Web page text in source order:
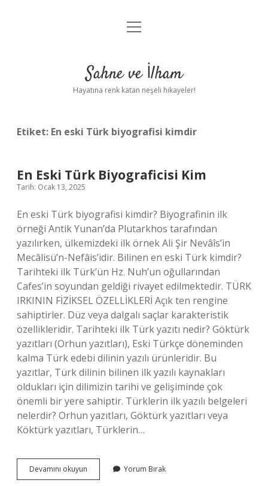
Anasayfa
Yasal Uyarı
menüyü
Sahne ve İlham
Hayatına renk katan neşeli hikayeler!
Etiket: En eski Türk biyografisi kimdir
En Eski Türk Biyograficisi Kim
Tarih: Ocak 13, 2025
En eski Türk biyografisi kimdir? Biyografinin ilk
örneği Antik Yunan’da Plutarkhos tarafından
yazılırken, ülkemizdeki ilk örnek Ali Şir Nevâîs’in
Mecâlisü’n-Nefâis’idir. Bilinen en eski Türk kimdir?
Tarihteki ilk Türk’ün Hz. Nuh’un oğullarından
Cafes’in soyundan geldiği rivayet edilmektedir. TÜRK
IRKININ FİZİKSEL ÖZELLİKLERİ Açık ten rengine
sahiptirler. Düz veya dalgalı saçlar karakteristik
özellikleridir. Tarihteki ilk Türk yazıtı nedir? Göktürk
yazıtları (Orhun yazıtları), Eski Türkçe döneminden
kalma Türk edebi dilinin yazılı ürünleridir. Bu
yazıtlar, Türk dilinin bilinen ilk yazılı kaynakları
oldukları için dilimizin tarihi ve gelişiminde çok
önemli bir yere sahiptir. Türklerin ilk yazılı belgeleri
nelerdir? Orhun yazıtları, Göktürk yazıtları veya
Köktürk yazıtları, Türklerin…
Devamını okuyun
Eski
Yorum Bırak